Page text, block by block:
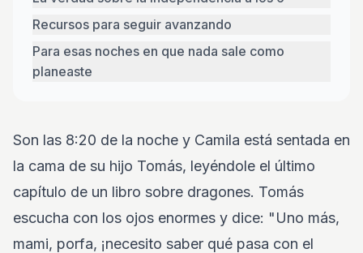
Recursos para seguir avanzando
Para esas noches en que nada sale como
planeaste
Son las 8:20 de la noche y Camila está sentada en
la cama de su hijo Tomás, leyéndole el último
capítulo de un libro sobre dragones. Tomás
escucha con los ojos enormes y dice: "Uno más,
mami, porfa, ¡necesito saber qué pasa con el